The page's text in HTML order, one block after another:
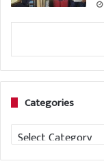
Categories
Categories